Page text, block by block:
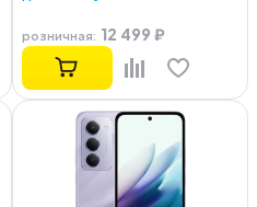
розничная: 12 499 ₽